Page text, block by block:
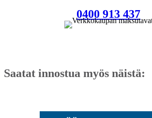
0400 913 437
Saatat innostua myös näistä: